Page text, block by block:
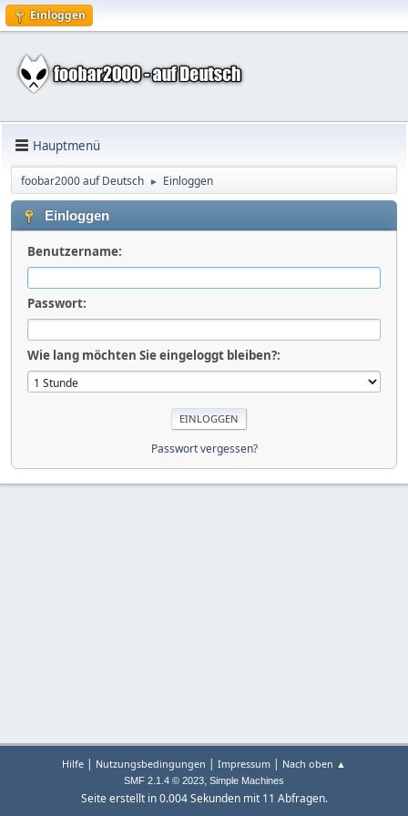
Einloggen
Hauptmenü
foobar2000 auf Deutsch ► Einloggen
Einloggen
Benutzername:
Passwort:
Wie lang möchten Sie eingeloggt bleiben?:
Passwort vergessen?
Hilfe | Nutzungsbedingungen | Impressum | Nach oben ▲
SMF 2.1.4 © 2023, Simple Machines
Seite erstellt in 0.004 Sekunden mit 11 Abfragen.